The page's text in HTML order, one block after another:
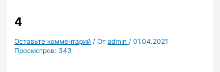
4
Оставьте комментарий / Отadmin /01.04.2021
Просмотров: 343